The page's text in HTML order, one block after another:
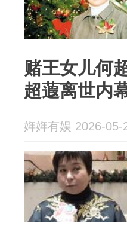
赌王女儿何
超蕸离世内
姩姩有娱 2026-05-